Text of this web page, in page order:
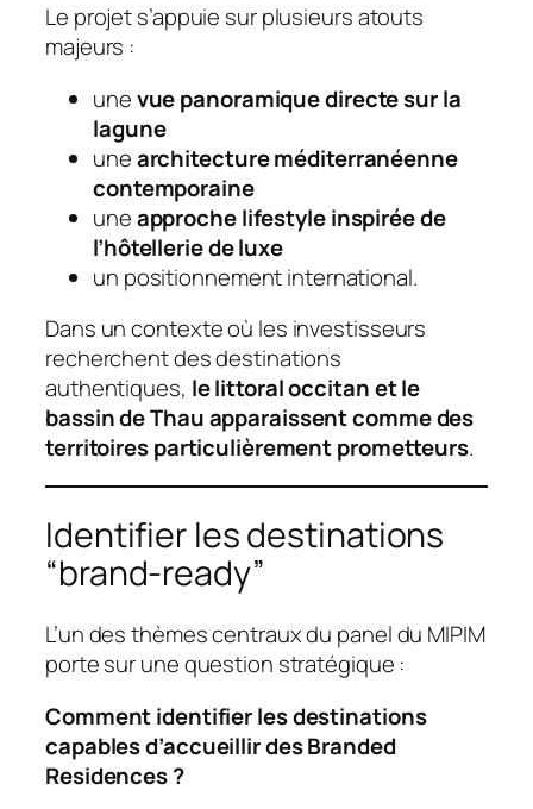
Le projet s’appuie sur plusieurs atouts
majeurs :
unevue panoramique directe sur la
lagune
unearchitecture méditerranéenne
contemporaine
uneapproche lifestyle inspirée de
l’hôtellerie de luxe
un positionnement international.
Dans un contexte où les investisseurs
recherchent des destinations
authentiques, le littoral occitan et le
bassin de Thau apparaissent comme des
territoires particulièrement prometteurs.
Identifier les destinations
“brand-ready”
L’un des thèmes centraux du panel du MIPIM
porte sur une question stratégique :
Comment identifier les destinations
capables d’accueillir des Branded
Residences ?